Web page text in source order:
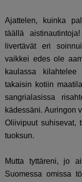
Ajattelen, kuinka
täällä
livertävät eri
vaikkei edes ole
kaulassa
takaisin kotiin
sangrialasissa
kädessäni. Auringon
Oliivipuut suhisevat,
tuoksun.
Mutta tyttäreni, jo
Suomessa omissa